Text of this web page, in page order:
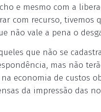
e mesmo com a
com recurso, tivemos
não vale a pena o
que não se
mas não
economia de custos
da impressão das